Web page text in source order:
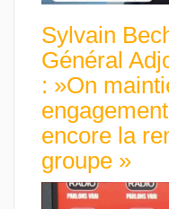
Sylvain
Général
: »On
encore la
groupe »